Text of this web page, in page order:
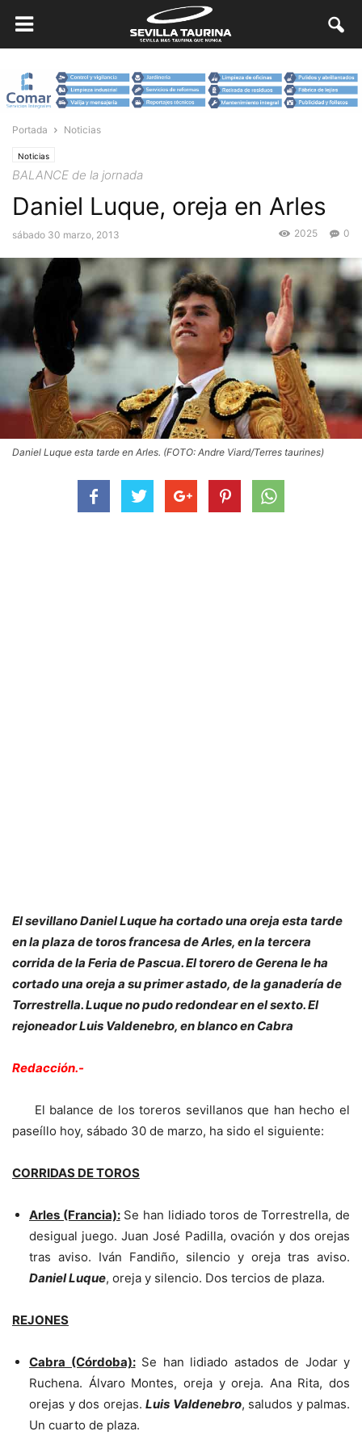
Portada Noticias
Noticias
BALANCE de la jornada
Daniel Luque, oreja en Arles
sábado 30 marzo, 2013 0
2025
Daniel Luque esta tarde en Arles. (FOTO: Andre Viard/Terres taurines)
El sevillano Daniel Luque ha cortado una oreja esta tarde
en la plaza de toros francesa de Arles, en la tercera
corrida de la Feria de Pascua. El torero de Gerena le ha
cortado una oreja a su primer astado, de la ganadería de
Torrestrella. Luque no pudo redondear en el sexto. El
rejoneador Luis Valdenebro, en blanco en Cabra
Redacción.-
El balance de los toreros sevillanos que han hecho el
paseíllo hoy, sábado 30 de marzo, ha sido el siguiente:
CORRIDAS DE TOROS
Arles (Francia):Se han lidiado toros de Torrestrella, de
desigual juego. Juan José Padilla, ovación y dos orejas
tras aviso. Iván Fandiño, silencio y oreja tras aviso.
Daniel Luque, oreja y silencio. Dos tercios de plaza.
REJONES
Cabra (Córdoba):Se han lidiado astados de Jodar y
Ruchena. Álvaro Montes, oreja y oreja. Ana Rita, dos
orejas y dos orejas. Luis Valdenebro, saludos y palmas.
Un cuarto de plaza.